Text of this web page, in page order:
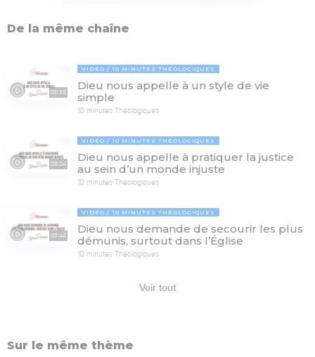
De la même chaîne
08:33
VIDÉO 10 MINUTES THÉOLOGIQUES
Dieu nous appelle à un style de vie
simple
10 minutes Théologiques
09:04
VIDÉO 10 MINUTES THÉOLOGIQUES
Dieu nous appelle à pratiquer la justice
au sein d’un monde injuste
10 minutes Théologiques
08:44
VIDÉO 10 MINUTES THÉOLOGIQUES
Dieu nous demande de secourir les plus
démunis, surtout dans l’Église
10 minutes Théologiques
Voir tout
Sur le même thème